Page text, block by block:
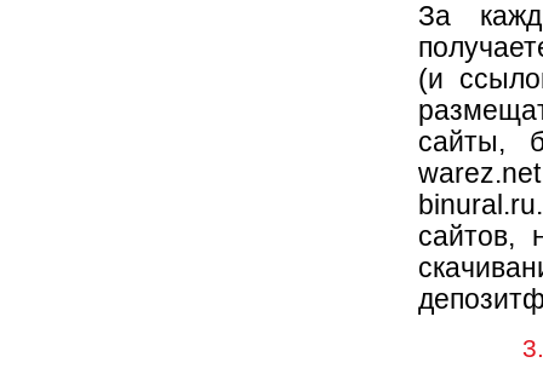
За
(и
сайты,
сайтов,